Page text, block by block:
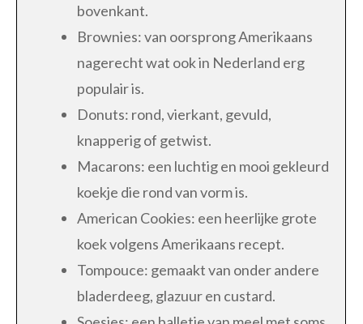
bovenkant.
Brownies: van oorsprong Amerikaans
nagerecht wat ook in Nederland erg
populair is.
Donuts: rond, vierkant, gevuld,
knapperig of getwist.
Macarons: een luchtig en mooi gekleurd
koekje die rond van vorm is.
American Cookies: een heerlijke grote
koek volgens Amerikaans recept.
Tompouce: gemaakt van onder andere
bladerdeeg, glazuur en custard.